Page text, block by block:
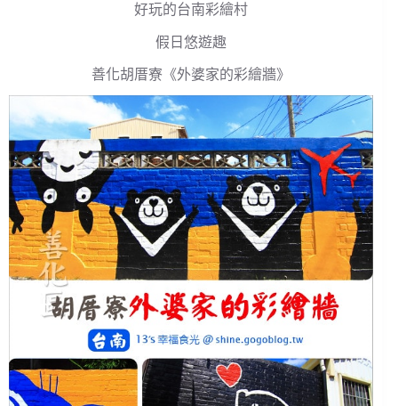
好玩的台南彩繪村
假日悠遊趣
善化胡厝寮《外婆家的彩繪牆》